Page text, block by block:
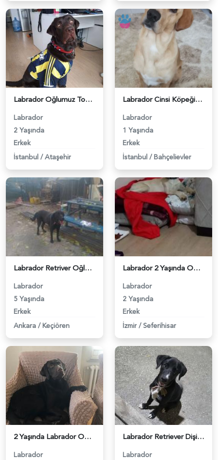
Labrador Oğlumuz Tony&#8217;ye Eş Arıyoruz - 3378
Labrador
2 Yaşında
Erkek
İstanbul / Ataşehir
Labrador Cinsi Köpeğime Gelin Adayı Arıyoruz - 5385
Labrador
1 Yaşında
Erkek
İstanbul / Bahçelievler
Labrador Retriver Oğlumuza Eş Arıyoruz - 5969
Labrador
5 Yaşında
Erkek
Ankara / Keçiören
Labrador 2 Yaşında Oğlumuz Eş Arıyor - 6270
Labrador
2 Yaşında
Erkek
İzmir / Seferihisar
2 Yaşında Labrador Oğlumuza Eş Arıyoruz - 6414
Labrador
Labrador Retriever Dişi Cinsi Köpeğime Eş Arıyorum - 7305
Labrador